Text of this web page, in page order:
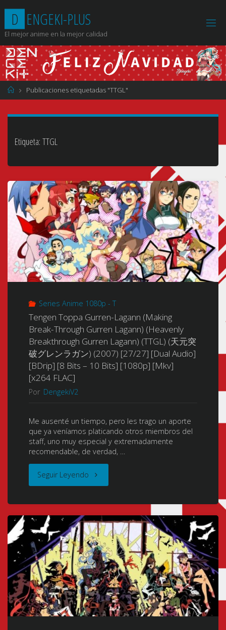
contenido
D ENGEKI-PLUS
El mejor anime en la mejor calidad
Página
de
Publicaciones etiquetadas "TTGL"
Etiqueta: TTGL
Series Anime 1080p - T
Tengen Toppa Gurren-Lagann (Making
Break-Through Gurren Lagann) (Heavenly
Breakthrough Gurren Lagann) (TTGL) (天元突
破グレンラガン) (2007) [27/27] [Dual Audio]
[BDrip] [8 Bits – 10 Bits] [1080p] [Mkv]
[x264 FLAC]
Por DengekiV2
Me ausenté un tiempo, pero les trago un aporte
que ya veníamos platicando otros miembros del
staff, uno muy especial y extremadamente
recomendable, de verdad, …
Seguir Leyendo "Tengen
Gurren-
Lagann
(Making
Break-
Through